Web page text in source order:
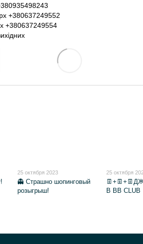
+380637249552
+380637249554
25 октября 2023
👻 Страшно шопинговый
розыгрыш!
25 октября
В BB